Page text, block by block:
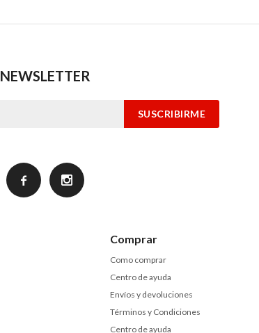
Comprar
Como comprar
Centro de ayuda
Envíos y devoluciones
Términos y Condiciones
Centro de ayuda
NEWSLETTER
SUSCRIBIRME
 